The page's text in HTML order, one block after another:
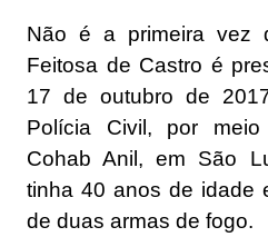
Não é a primeira vez
Feitosa de Castro é
17 de outubro de
Polícia Civil, por
Cohab Anil, em São
tinha 40 anos de idade
de duas armas de fogo.